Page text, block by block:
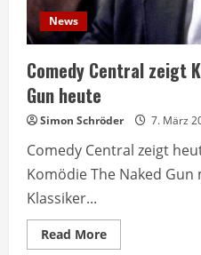
News
Comedy Central zeigt
Gun heute
Simon Schröder 7. März
Comedy Central zeigt
Komödie The Naked Gun
Klassiker...
Read MoreRead
more